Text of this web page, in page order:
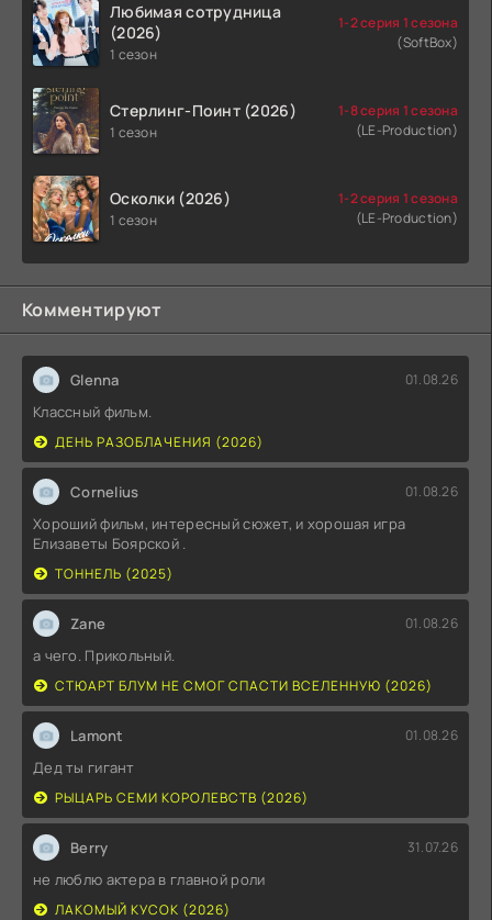
Любимая сотрудница
(2026)
1 сезон
1-2 серия 1 сезона
(SoftBox)
Стерлинг-Поинт (2026)
1 сезон
1-8 серия 1 сезона
(LE-Production)
Осколки (2026)
1 сезон
1-2 серия 1 сезона
(LE-Production)
Комментируют
Glenna 01.08.26
Классный фильм.
ДЕНЬ РАЗОБЛАЧЕНИЯ (2026)
Cornelius 01.08.26
Хороший фильм, интересный сюжет, и хорошая игра
Елизаветы Боярской .
ТОННЕЛЬ (2025)
Zane 01.08.26
а чего. Прикольный.
СТЮАРТ БЛУМ НЕ СМОГ СПАСТИ ВСЕЛЕННУЮ (2026)
Lamont 01.08.26
Дед ты гигант
РЫЦАРЬ СЕМИ КОРОЛЕВСТВ (2026)
Berry 31.07.26
не люблю актера в главной роли
ЛАКОМЫЙ КУСОК (2026)